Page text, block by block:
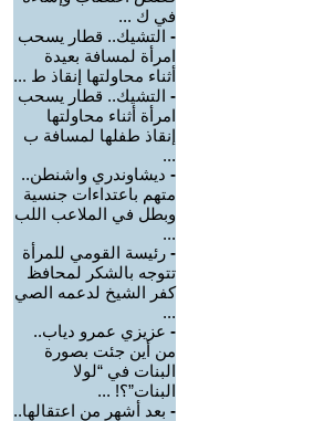
في ك ...
- التشيك.. قطار يسحب
امرأة لمسافة بعيدة
أثناء محاولتها إنقاذ ط ...
- التشيك.. قطار يسحب
امرأة أثناء محاولتها
إنقاذ طفلها لمسافة ب
...
- ديشاوندري واشنطن..
متهم باعتداءات جنسية
وبطل في الملاعب اللب
...
- رئيسة القومي للمرأة
تتوجه بالشكر لمحافظ
كفر الشيخ لدعمه الصي
...
- عزيزي عمرو دياب..
من أين جئت بصورة
البنات في “لولا
البنات”؟! ...
- بعد أشهرٍ من اعتقالها..